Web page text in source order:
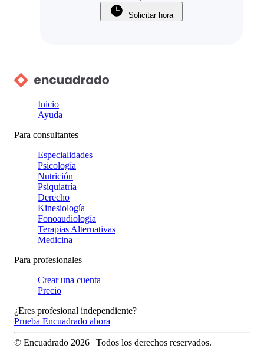
Solicitar hora
Inicio
Ayuda
Para consultantes
Especialidades
Psicología
Nutrición
Psiquiatría
Derecho
Kinesiología
Fonoaudiología
Terapias Alternativas
Medicina
Para profesionales
Crear una cuenta
Precio
¿Eres profesional independiente?
Prueba Encuadrado ahora
© Encuadrado 2026 | Todos los derechos reservados.